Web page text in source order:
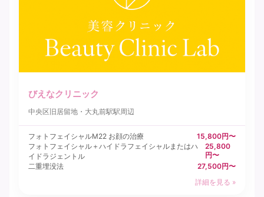
びえなクリニック
中央区 旧居留地・大丸前駅駅周辺
フォトフェイシャルM22 お顔の治療
15,800円〜
フォトフェイシャル＋ハイドラフェイシャルまたはハ
イドラジェントル
25,800
円〜
二重埋没法
27,500円〜
詳細を見る »